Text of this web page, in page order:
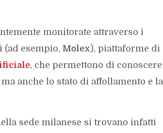
monitorate attraverso i
esempio, Molex), piattaforme di
, che permettono di conoscere
anche lo stato di affollamento e la
sede milanese si trovano infatti